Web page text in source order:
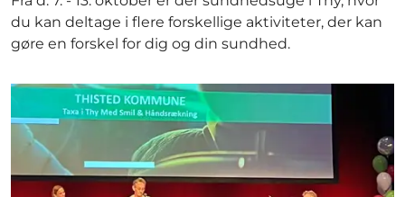
du kan deltage i flere forskellige aktiviteter, der kan
gøre en forskel for dig og din sundhed.